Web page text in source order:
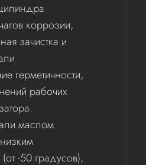
коррозии,
зачистка и
герметичности,
рабочих
маслом
-50 градусов),